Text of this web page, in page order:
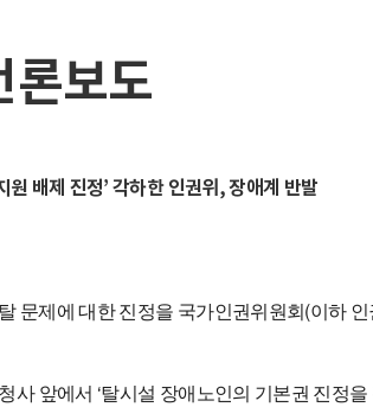
론보도
원 배제 진정’ 각하한 인권위, 장애계 반발
문제에 대한 진정을 국가인권위원회(이하
앞에서 ‘탈시설 장애노인의 기본권 진정